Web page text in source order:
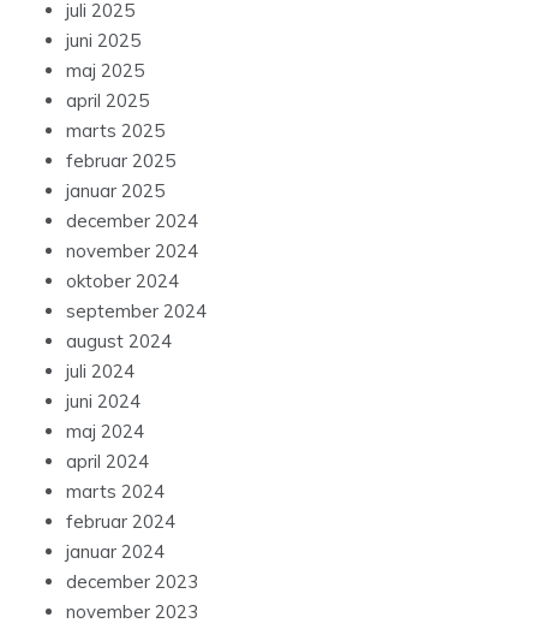
juli 2025
juni 2025
maj 2025
april 2025
marts 2025
februar 2025
januar 2025
december 2024
november 2024
oktober 2024
september 2024
august 2024
juli 2024
juni 2024
maj 2024
april 2024
marts 2024
februar 2024
januar 2024
december 2023
november 2023